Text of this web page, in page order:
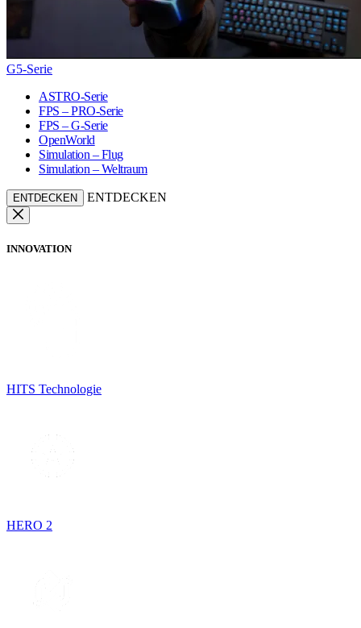
G5-Serie
ASTRO-Serie
FPS – PRO-Serie
FPS – G-Serie
OpenWorld
Simulation – Flug
Simulation – Weltraum
ENTDECKEN ENTDECKEN
INNOVATION
HITS Technologie
HERO 2